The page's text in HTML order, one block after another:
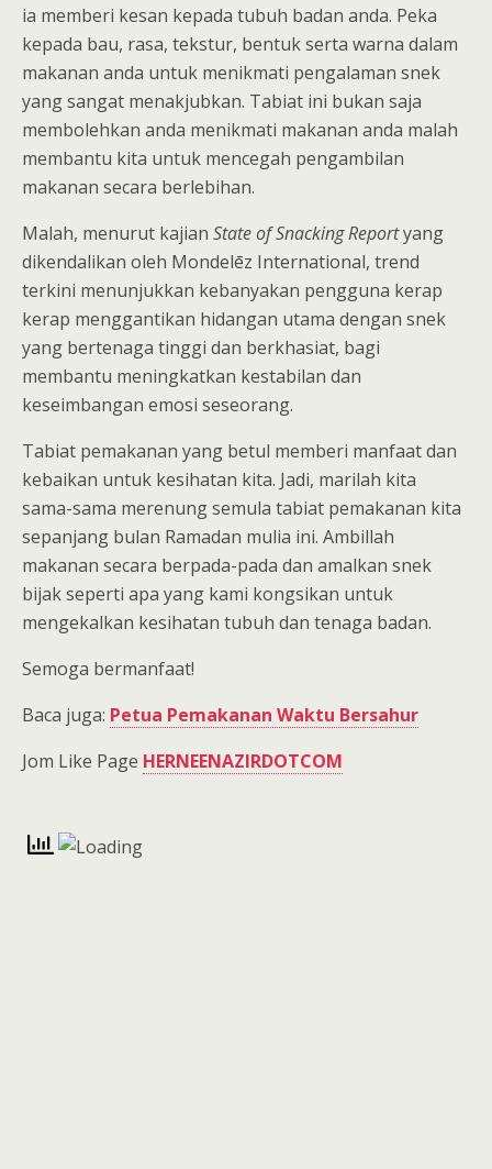
ia memberi kesan kepada tubuh badan anda. Peka
kepada bau, rasa, tekstur, bentuk serta warna dalam
makanan anda untuk menikmati pengalaman snek
yang sangat menakjubkan. Tabiat ini bukan saja
membolehkan anda menikmati makanan anda malah
membantu kita untuk mencegah pengambilan
makanan secara berlebihan.
Malah, menurut kajian State of Snacking Reportyang
dikendalikan oleh Mondelēz International, trend
terkini menunjukkan kebanyakan pengguna kerap
kerap menggantikan hidangan utama dengan snek
yang bertenaga tinggi dan berkhasiat, bagi
membantu meningkatkan kestabilan dan
keseimbangan emosi seseorang.
Tabiat pemakanan yang betul memberi manfaat dan
kebaikan untuk kesihatan kita. Jadi, marilah kita
sama-sama merenung semula tabiat pemakanan kita
sepanjang bulan Ramadan mulia ini. Ambillah
makanan secara berpada-pada dan amalkan snek
bijak seperti apa yang kami kongsikan untuk
mengekalkan kesihatan tubuh dan tenaga badan.
Semoga bermanfaat!
Baca juga: Petua Pemakanan Waktu Bersahur
Jom Like Page HERNEENAZIRDOTCOM